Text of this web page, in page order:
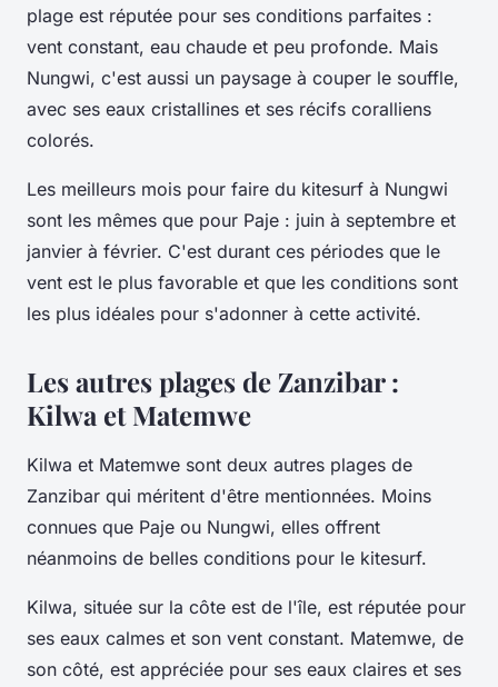
plage est réputée pour ses conditions parfaites :
vent constant, eau chaude et peu profonde. Mais
Nungwi, c'est aussi un paysage à couper le souffle,
avec ses eaux cristallines et ses récifs coralliens
colorés.
Les meilleurs mois pour faire du kitesurf à Nungwi
sont les mêmes que pour Paje : juin à septembre et
janvier à février. C'est durant ces périodes que le
vent est le plus favorable et que les conditions sont
les plus idéales pour s'adonner à cette activité.
Les autres plages de Zanzibar :
Kilwa et Matemwe
Kilwa et Matemwe sont deux autres plages de
Zanzibar qui méritent d'être mentionnées. Moins
connues que Paje ou Nungwi, elles offrent
néanmoins de belles conditions pour le kitesurf.
Kilwa, située sur la côte est de l'île, est réputée pour
ses eaux calmes et son vent constant. Matemwe, de
son côté, est appréciée pour ses eaux claires et ses